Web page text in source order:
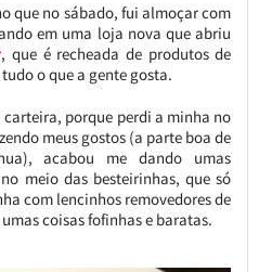
que no sábado, fui almoçar com
em uma loja nova que abriu
, que é recheada de produtos de
o que a gente gosta.
carteira, porque perdi a minha no
meus gostos (a parte boa de
acabou me dando umas
meio das besteirinhas, que só
com lencinhos removedores de
coisas fofinhas e baratas.